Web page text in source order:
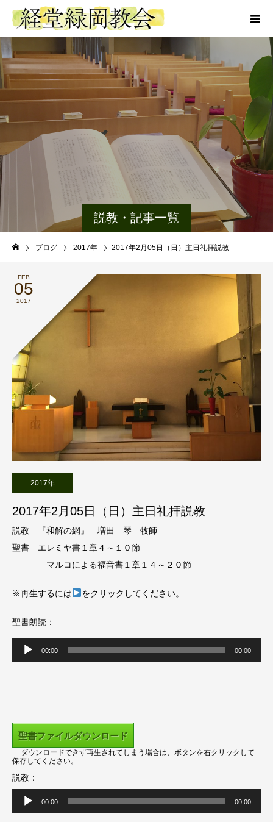
説教・記事一覧
ブログ 2017年 2017年2月05日（日）主日礼拝説教
FEB
05
2017
2017年
2017年2月05日（日）主日礼拝説教
説教 『和解の網』 増田 琴 牧師
聖書 エレミヤ書１章４～１０節
マルコによる福音書１章１４～２０節
※再生するには をクリックしてください。
聖書朗読：
音
ヤ
ー
00:00 00:00
聖書ファイルダウンロード
ダウンロードできず再生されてしまう場合は、ボタンを右クリックして
保存してください。
説教：
レ
00:00 00:00